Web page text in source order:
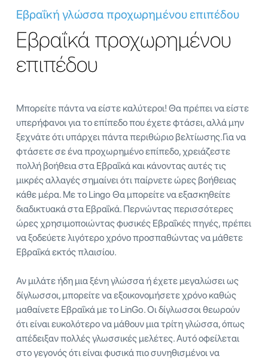
Εβραΐκή γλώσσα προχωρημένου επιπέδου
Εβραΐκά προχωρημένου
επιπέδου
Μπορείτε πάντα να είστε καλύτεροι! Θα πρέπει να είστε
υπερήφανοι για το επίπεδο που έχετε φτάσει, αλλά μην
ξεχνάτε ότι υπάρχει πάντα περιθώριο βελτίωσης.Για να
φτάσετε σε ένα προχωρημένο επίπεδο, χρειάζεστε
πολλή βοήθεια στα Εβραΐκά και κάνοντας αυτές τις
μικρές αλλαγές σημαίνει ότι παίρνετε ώρες βοήθειας
κάθε μέρα. Με το Lingo Θα μπορείτε να εξασκηθείτε
διαδικτυακά στα Εβραΐκά. Περνώντας περισσότερες
ώρες χρησιμοποιώντας φυσικές Εβραΐκές πηγές, πρέπει
να ξοδεύετε λιγότερο χρόνο προσπαθώντας να μάθετε
Εβραΐκά εκτός πλαισίου.
Αν μιλάτε ήδη μια ξένη γλώσσα ή έχετε μεγαλώσει ως
δίγλωσσοι, μπορείτε να εξοικονομήσετε χρόνο καθώς
μαθαίνετε Εβραΐκά με το LinGo. Οι δίγλωσσοι θεωρούν
ότι είναι ευκολότερο να μάθουν μια τρίτη γλώσσα, όπως
απέδειξαν πολλές γλωσσικές μελέτες. Αυτό οφείλεται
στο γεγονός ότι είναι φυσικά πιο συνηθισμένοι να